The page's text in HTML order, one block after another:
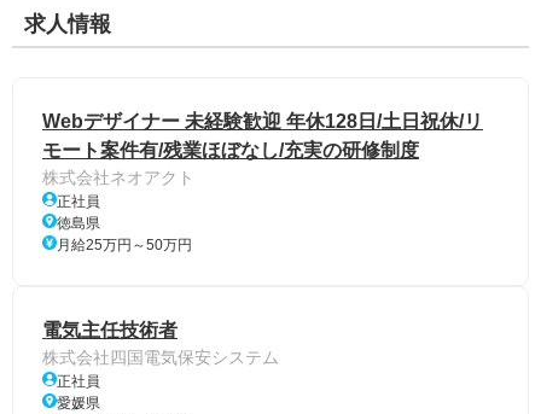
求人情報
Webデザイナー 未経験歓迎 年休128日/土日祝休/リ
モート案件有/残業ほぼなし/充実の研修制度
株式会社ネオアクト
正社員
徳島県
月給25万円～50万円
電気主任技術者
株式会社四国電気保安システム
正社員
愛媛県